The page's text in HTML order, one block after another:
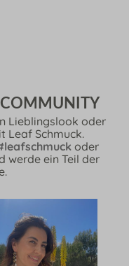
COMMUNITY
Lieblingslook oder
Leaf Schmuck.
oder
werde ein Teil der